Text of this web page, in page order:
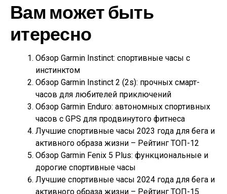
Вам может быть
итересно
Обзор Garmin Instinct: спортивные часы с
инстинктом
Обзор Garmin Instinct 2 (2s): прочных смарт-
часов для любителей приключений
Обзор Garmin Enduro: автономных спортивных
часов с GPS для продвинутого фитнеса
Лучшие спортивные часы 2023 года для бега и
активного образа жизни – Рейтинг ТОП-12
Обзор Garmin Fenix 5 Plus: функциональные и
дорогие спортивные часы
Лучшие спортивные часы 2024 года для бега и
активного образа жизни – Рейтинг ТОП-15